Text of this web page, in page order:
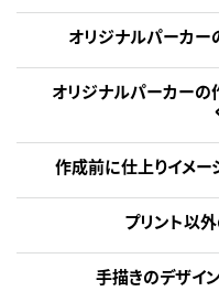
オリジナルパーカー
オリジナルパーカーの
作成前に仕上りイメー
プリント以
手描きのデザイ